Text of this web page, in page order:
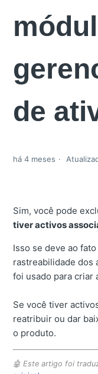
de
há 4 meses
Sim, você pode
tiver activos
Isso se deve ao
rastreabilidade dos
foi usado para criar
Se você tiver
reatribuir ou dar
o produto.
🤖 Este artigo foi